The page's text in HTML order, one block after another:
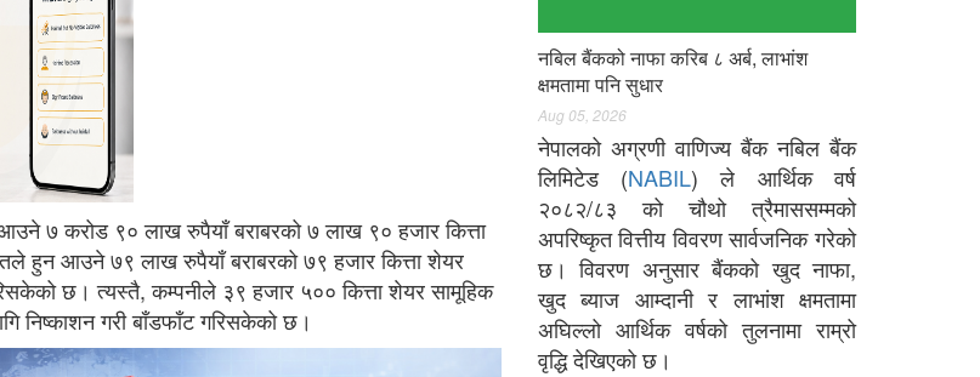
७ करोड ९० लाख रुपैयाँ बराबरको ७ लाख ९० हजार कित्ता
हुन आउने ७९ लाख रुपैयाँ बराबरको ७९ हजार कित्ता शेयर
छ। त्यस्तै, कम्पनीले ३९ हजार ५०० कित्ता शेयर सामूहिक
निष्काशन गरी बाँडफाँट गरिसकेको छ।
नबिल बैंकको नाफा करिब ८ अर्ब, लाभांश
क्षमतामा पनि सुधार
Aug 05, 2026
नेपालको अग्रणी वाणिज्य बैंक नबिल बैंक
लिमिटेड (NABIL) ले आर्थिक वर्ष
२०८२/८३ को चौथो त्रैमाससम्मको
अपरिष्कृत वित्तीय विवरण सार्वजनिक गरेको
छ। विवरण अनुसार बैंकको खुद नाफा,
खुद ब्याज आम्दानी र लाभांश क्षमतामा
अघिल्लो आर्थिक वर्षको तुलनामा राम्रो
वृद्धि देखिएको छ।